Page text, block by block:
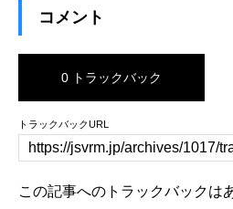
コメント
0 トラックバック
トラックバックURL
この記事へのトラックバックは